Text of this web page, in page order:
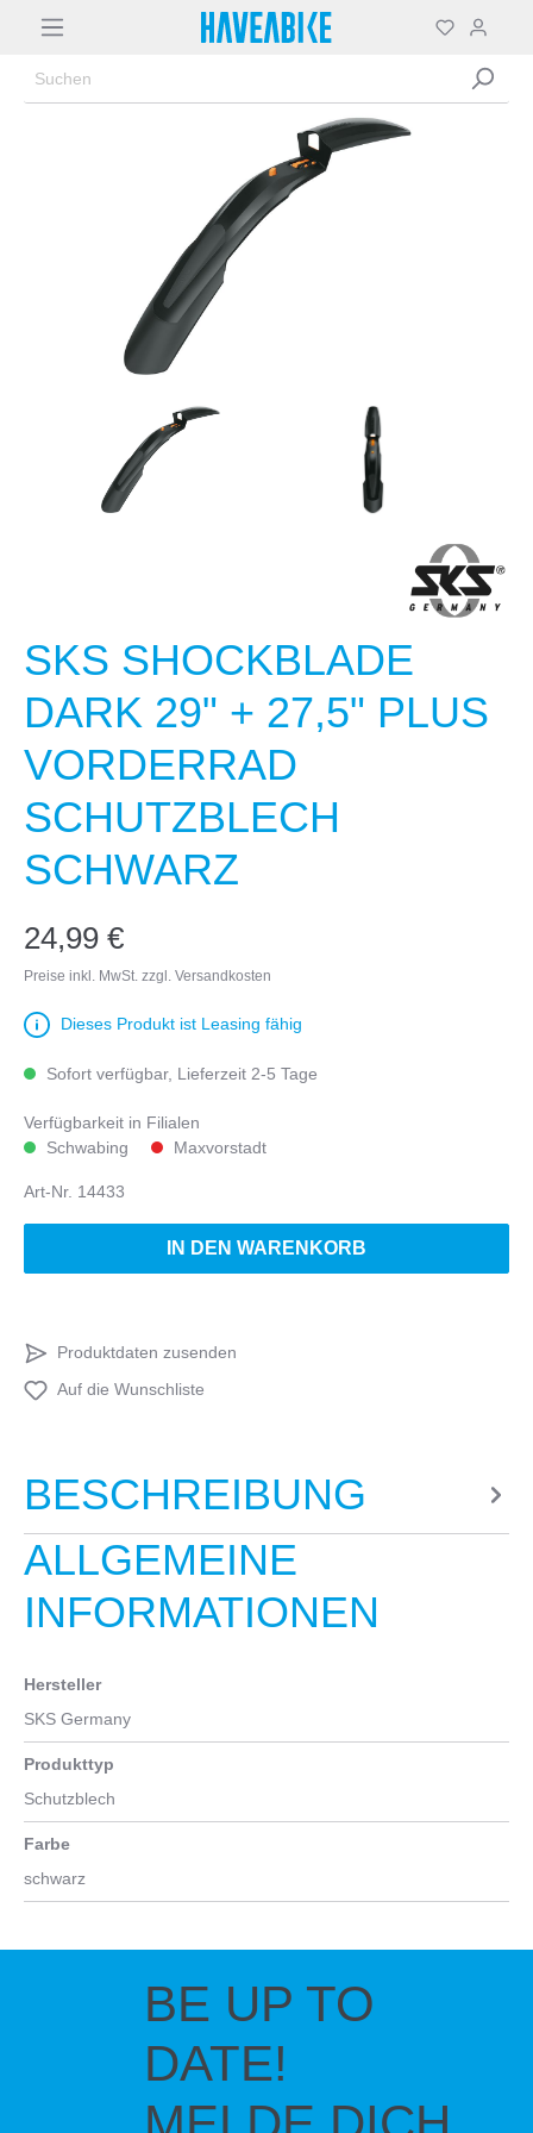
SKS SHOCKBLADE
DARK 29" + 27,5" PLUS
VORDERRAD
SCHUTZBLECH
SCHWARZ
24,99 €
Preise inkl. MwSt. zzgl. Versandkosten
Dieses Produkt ist Leasing fähig
Sofort verfügbar, Lieferzeit 2-5 Tage
Verfügbarkeit in Filialen
Schwabing
Maxvorstadt
Art-Nr. 14433
IN DEN WARENKORB
Produktdaten zusenden
Auf die Wunschliste
BESCHREIBUNG
ALLGEMEINE
INFORMATIONEN
Hersteller
SKS Germany
Produkttyp
Schutzblech
Farbe
schwarz
BE UP TO
DATE!